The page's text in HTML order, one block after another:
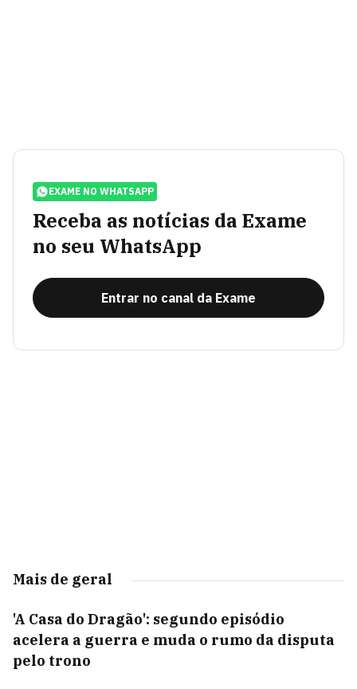
EXAME NO WHATSAPP
Receba as notícias da Exame
no seu WhatsApp
Entrar no canal da Exame
Mais de geral
'A Casa do Dragão': segundo episódio
acelera a guerra e muda o rumo da disputa
pelo trono